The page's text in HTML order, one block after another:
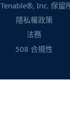
Tenable®, Inc. 保留
隱私權政策
法務
508 合規性